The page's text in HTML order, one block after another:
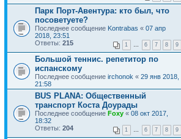
Парк Порт-Авентура: кто был, что
посоветуете?
Последнее сообщение Kontrabas « 07 апр
2018, 23:51
Ответы: 215 1 … 6 7 8 9
Большой теннис. репетитор по
испанскому
Последнее сообщение irchonok « 29 янв 2018,
21:58
BUS PLANA: Общественный
транспорт Коста Доурады
Последнее сообщение Foxy « 08 окт 2017,
18:32
Ответы: 204 1 … 6 7 8 9